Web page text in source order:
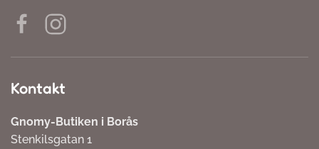
Kontakt
Gnomy-Butiken i Borås
Stenkilsgatan 1